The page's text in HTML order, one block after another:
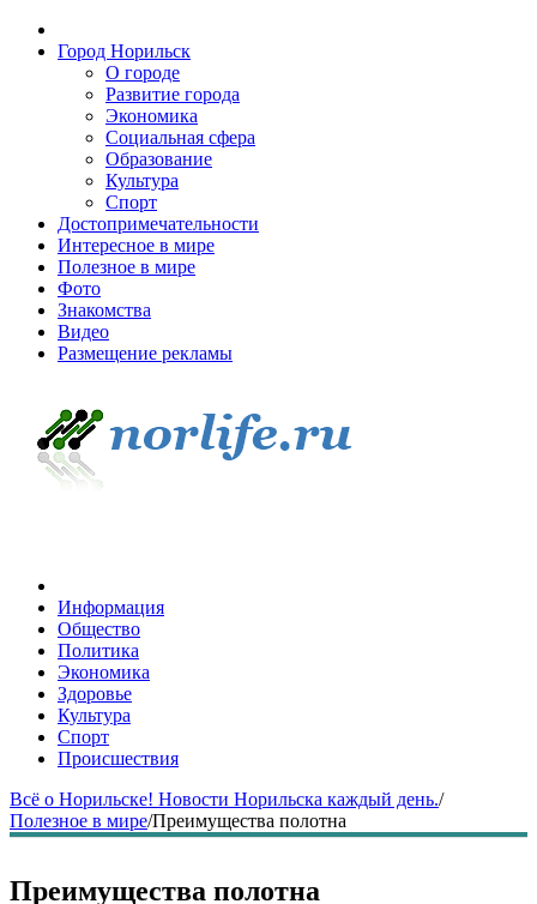
Город Норильск
О городе
Развитие города
Экономика
Социальная сфера
Образование
Культура
Спорт
Достопримечательности
Интересное в мире
Полезное в мире
Фото
Знакомства
Видео
Размещение рекламы
Информация
Общество
Политика
Экономика
Здоровье
Культура
Спорт
Происшествия
Всё о Норильске! Новости Норильска каждый день./
Полезное в мире/Преимущества полотна
Преимущества полотна